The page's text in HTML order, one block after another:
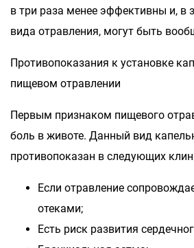
в три раза менее эффективны и, в
вида отравления, могут быть
Противопоказания к установке
пищевом отравлении
Первым признаком пищевого
боль в животе. Данный вид
противопоказан в следующих
Если отравление
отеками;
Есть риск развития